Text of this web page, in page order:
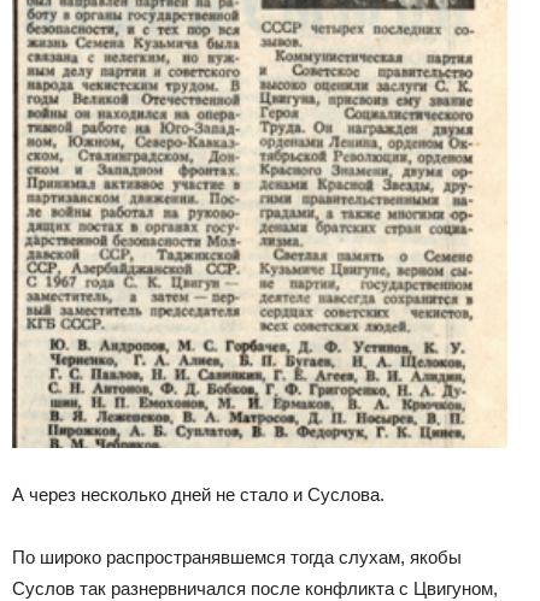
А через несколько дней не стало и Суслова.
По широко распространявшемся тогда слухам, якобы
Суслов так разнервничался после конфликта с Цвигуном,